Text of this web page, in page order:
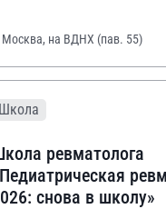
Москва, на ВДНХ (пав. 55)
Школа
ревматолога
снова в школу»